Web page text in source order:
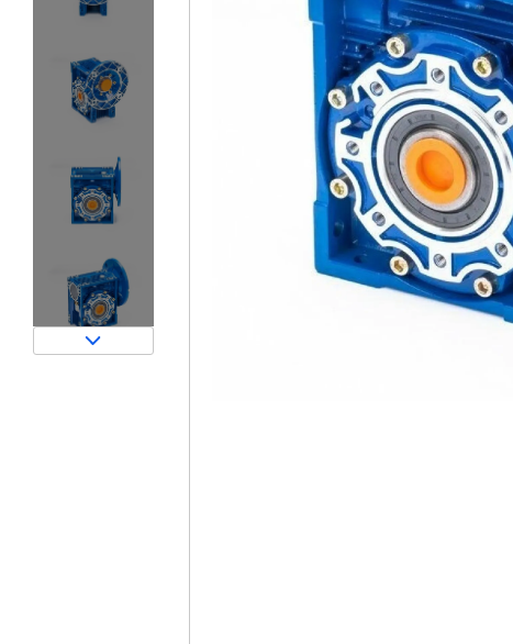
Авто и Ж/Д весы
Пневмооборудование
Датчики
Рециклинг
Околопрессовочное оборудование